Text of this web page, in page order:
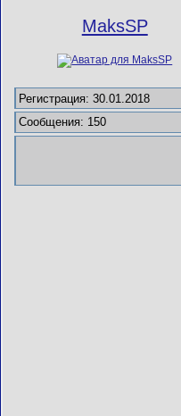
MaksSP
Регистрация: 30.01.2018
Сообщения: 150